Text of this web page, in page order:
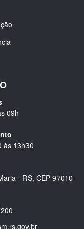
09h
às 13h30
- RS, CEP 97010-